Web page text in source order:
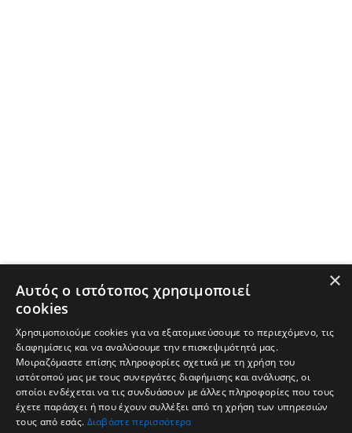
×
Αυτός ο ιστότοπος χρησιμοποιεί
cookies
Χρησιμοποιούμε cookies για να εξατομικεύσουμε το περιεχόμενο, τις
διαφημίσεις και να αναλύσουμε την επισκεψιμότητά μας.
Μοιραζόμαστε επίσης πληροφορίες σχετικά με τη χρήση του
ιστότοπού μας με τους συνεργάτες διαφήμισης και ανάλυσης, οι
οποίοι ενδέχεται να τις συνδυάσουν με άλλες πληροφορίες που τους
έχετε παράσχει ή που έχουν συλλέξει από τη χρήση των υπηρεσιών
τους από εσάς. Διαβάστε περισσότερα